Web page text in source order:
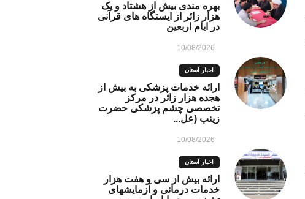
بهره مندی بیش از هشتاد و یک
هزار زائر از ایستگاه های قرآنی
در ایام اربعین
10/08/2026
اخبار آستان
ارائه خدمات پزشکی به بیش از
هجده هزار زائر در مرکز
تخصصی چشم پزشکی حضرت
زینب (عل...
10/08/2026
اخبار آستان
ارائه بیش از سی و هفت هزار
خدمات درمانی و آزمایشهای